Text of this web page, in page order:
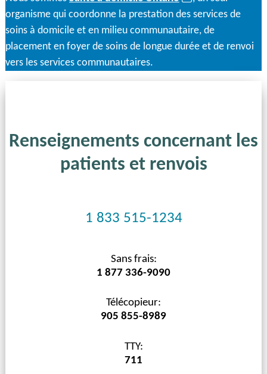
dans
un
nouvel
organisme qui coordonne la prestation des services de
soins à domicile et en milieu communautaire, de
placement en foyer de soins de longue durée et de renvoi
vers les services communautaires.
Renseignements concernant les
patients et renvois
1 833 515-1234
Sans frais:
1 877 336-9090
Télécopieur:
905 855-8989
TTY:
711